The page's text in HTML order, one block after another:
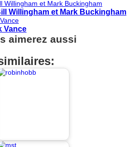
Willingham et Mark Buckingham
Vance
aimerez aussi